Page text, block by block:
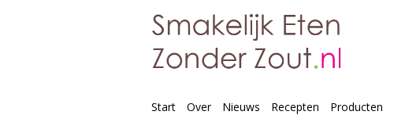
Start Over Nieuws Recepten Producten